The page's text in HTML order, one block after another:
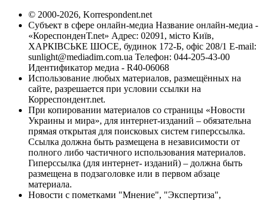
© 2000-2026, Korrespondent.net
Субъект в сфере онлайн-медиа Название онлайн-медиа -
«КореспонденТ.net» Адрес: 02091, місто Київ,
ХАРКІВСЬКЕ ШОСЕ, будинок 172-Б, офіс 208/1 E-mail:
sunlight@mediadim.com.ua Телефон: 044-205-43-00
Идентификатор медиа - R40-06068
Использование любых материалов, размещённых на
сайте, разрешается при условии ссылки на
Корреспондент.net.
При копировании материалов со страницы «Новости
Украины и мира», для интернет-изданий – обязательна
прямая открытая для поисковых систем гиперссылка.
Ссылка должна быть размещена в независимости от
полного либо частичного использования материалов.
Гиперссылка (для интернет- изданий) – должна быть
размещена в подзаголовке или в первом абзаце
материала.
Новости с пометками "Мнение", "Экспертиза",